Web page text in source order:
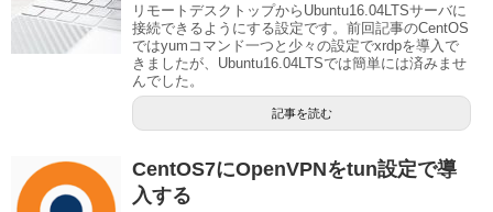
リモートデスクトップからUbuntu16.04LTSサーバに
接続できるようにする設定です。前回記事のCentOS
ではyumコマンド一つと少々の設定でxrdpを導入で
きましたが、Ubuntu16.04LTSでは簡単には済みませ
んでした。
記事を読む
CentOS7にOpenVPNをtun設定で導
入する